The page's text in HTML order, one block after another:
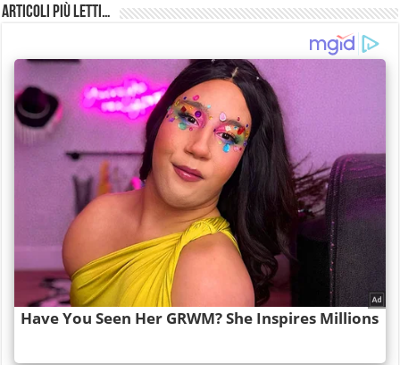
Articoli più Letti…